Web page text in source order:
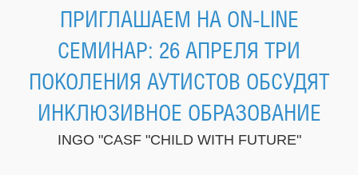
ПРИГЛАШАЕМ НА ON-LINE
СЕМИНАР: 26 АПРЕЛЯ ТРИ
ПОКОЛЕНИЯ АУТИСТОВ ОБСУДЯТ
ИНКЛЮЗИВНОЕ ОБРАЗОВАНИЕ
INGO "CASF "CHILD WITH FUTURE"